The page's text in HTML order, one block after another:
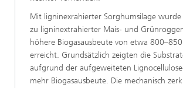
Mit ligninexrahierter Sorghumsilage
zu ligninextrahierter Mais- und
höhere Biogasausbeute von etwa
erreicht. Grundsätzlich zeigten die
aufgrund der aufgeweiteten
mehr Biogasausbeute. Die mechanisch